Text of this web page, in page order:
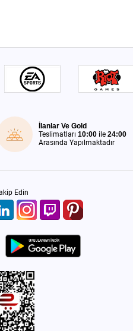
İlanlar Ve Gold
Teslimatları10:00 ile24:00
Arasında Yapılmaktadır
Edin